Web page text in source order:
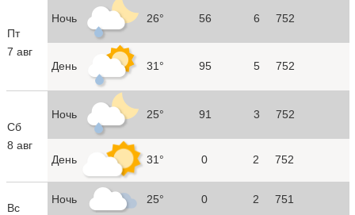
Пт
7 авг
Ночь 26° 56 6 752
День 31° 95 5 752
Сб
8 авг
Ночь 25° 91 3 752
День 31° 0 2 752
Вс
Ночь 25° 0 2 751